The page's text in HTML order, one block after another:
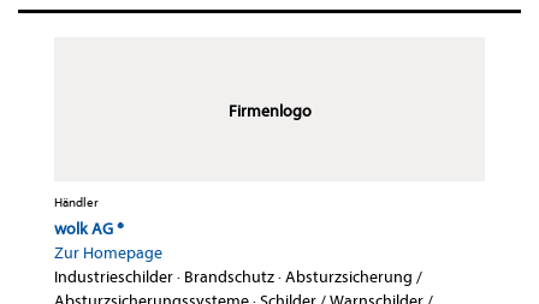
Firmenlogo
Händler
wolk AG ®
Zur Homepage
Industrieschilder· Brandschutz·Absturzsicherung /